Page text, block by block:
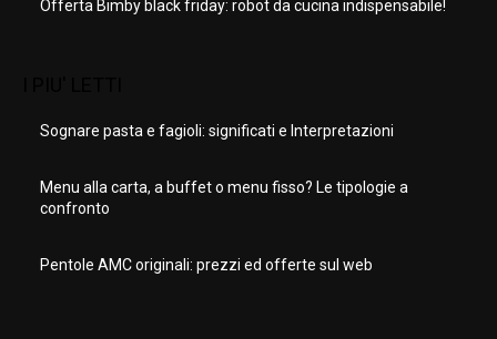
Offerta Bimby black friday: robot da cucina indispensabile!
Sognare pasta e fagioli: significati e Interpretazioni
Menu alla carta, a buffet o menu fisso? Le tipologie a
confronto
Pentole AMC originali: prezzi ed offerte sul web